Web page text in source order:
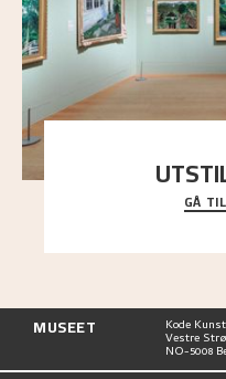
En komplett
utstillinger, fra
GÅ
MUSEET Kode
Vestre
NO-5008